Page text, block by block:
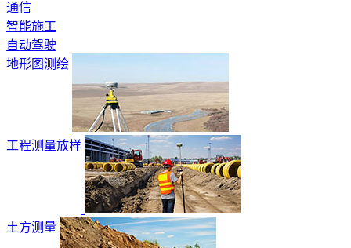
通信
智能施工
自动驾驶
地形图测绘
工程测量放样
土方测量